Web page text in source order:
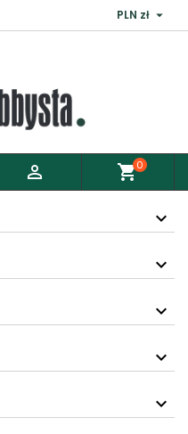
PLN zł 
 shopping_cart0